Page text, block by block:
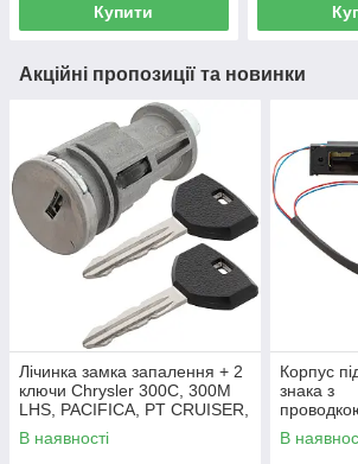
Купити
Акційні пропозиції та новинки
Лічинка замка запалення + 2
ключи Chrysler 300C, 300M
LHS, PACIFICA, PT CRUISER,
SEBRING 5003843AB
В наявності
Корпус
знака з
Caddy III
/ Caddy
В